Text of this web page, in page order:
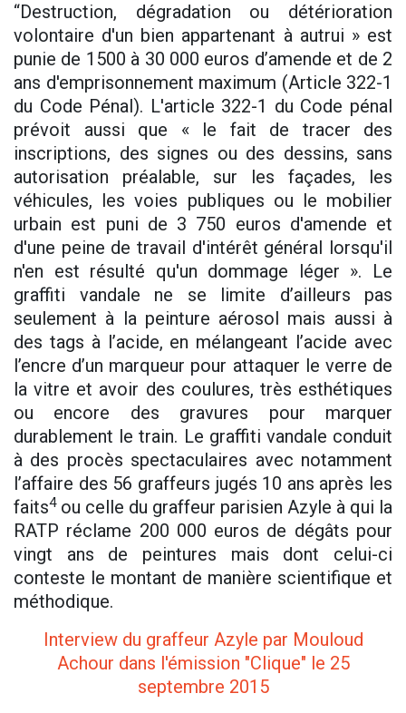
“Destruction, dégradation ou détérioration
volontaire d'un bien appartenant à autrui » est
punie de 1500 à 30 000 euros d’amende et de 2
ans d'emprisonnement maximum (Article 322-1
du Code Pénal). L'article 322-1 du Code pénal
prévoit aussi que « le fait de tracer des
inscriptions, des signes ou des dessins, sans
autorisation préalable, sur les façades, les
véhicules, les voies publiques ou le mobilier
urbain est puni de 3 750 euros d'amende et
d'une peine de travail d'intérêt général lorsqu'il
n'en est résulté qu'un dommage léger ». Le
graffiti vandale ne se limite d’ailleurs pas
seulement à la peinture aérosol mais aussi à
des tags à l’acide, en mélangeant l’acide avec
l’encre d’un marqueur pour attaquer le verre de
la vitre et avoir des coulures, très esthétiques
ou encore des gravures pour marquer
durablement le train. Le graffiti vandale conduit
à des procès spectaculaires avec notamment
l’affaire des 56 graffeurs jugés 10 ans après les
faits4ou celle du graffeur parisien Azyle à qui la
RATP réclame 200 000 euros de dégâts pour
vingt ans de peintures mais dont celui-ci
conteste le montant de manière scientifique et
méthodique.
Interview du graffeur Azyle par Mouloud
Achour dans l'émission "Clique" le 25
septembre 2015